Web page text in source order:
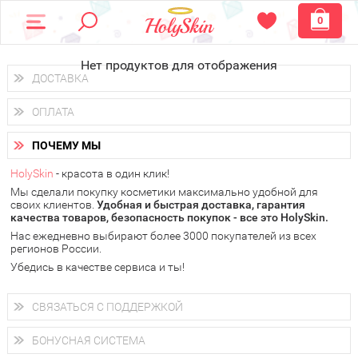
0
Нет продуктов для отображения
ДОСТАВКА
Доставка осуществляетсяпо всем городам России.
Вы можете выбрать доставку курьером, Почтой России или
получить заказ в пунктах выдачи PickPoint или пункте
самовывоза.
В 20 городах России доставка осуществляется ужена
следующий день.
у Вас всегда есть возможность получитьбесплатную
доставку от HolySkin.
подробнее об условиях доставки и оплаты в Вашем городе
ОПЛАТА
Вы можете оплатить свой заказ любым удобным способом:
наличными деньгами (
через интернет-банк (Альфа-банк, Сбербанк) и другими
электронными способами.
ПОЧЕМУ МЫ
HolySkin - красота в один клик!
Мы сделали покупку косметики максимально удобной для
своих клиентов. Удобная и быстрая доставка, гарантия
качества товаров, безопасность покупок - все это HolySkin.
Нас ежедневно выбирают более 3000 покупателей из всех
регионов России.
Убедись в качестве сервиса и ты!
СВЯЗАТЬСЯ С ПОДДЕРЖКОЙ
+7 (800) 707-24-55
Мы будем рады ответить на все Ваши вопросы по работе
магазина, проконсультировать по товарам, рассказать о
БОНУСНАЯ СИСТЕМА